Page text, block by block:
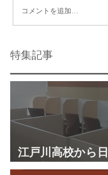
瑞江で最適な個別
コメントを追加…
特集記事
江戸川高校から
理学部に合格